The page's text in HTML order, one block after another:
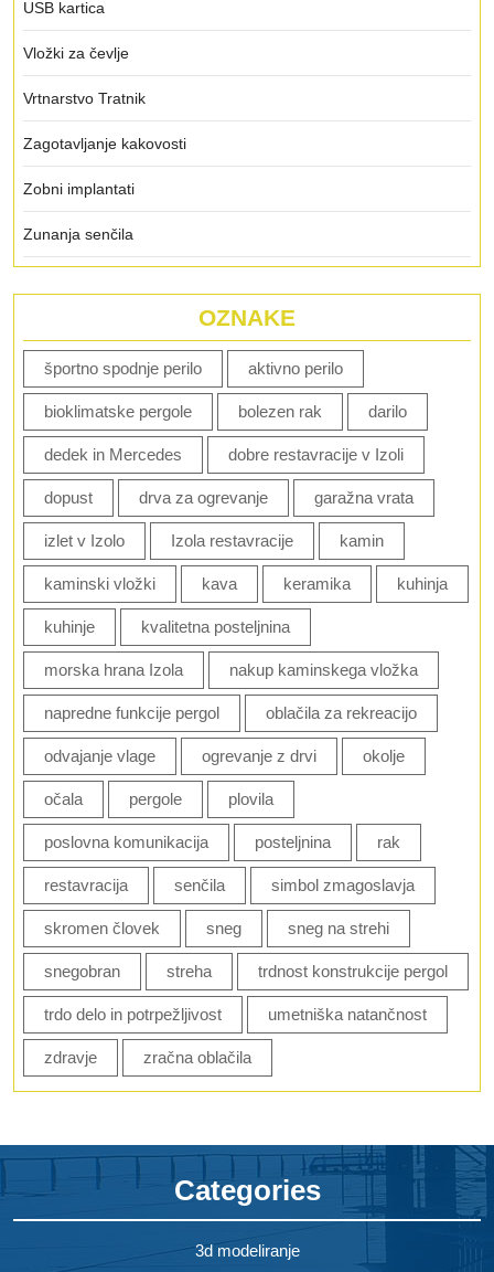
USB kartica
Vložki za čevlje
Vrtnarstvo Tratnik
Zagotavljanje kakovosti
Zobni implantati
Zunanja senčila
OZNAKE
športno spodnje perilo aktivno perilo
bioklimatske pergole bolezen rak darilo
dedek in Mercedes dobre restavracije v Izoli
dopust drva za ogrevanje garažna vrata
izlet v Izolo Izola restavracije kamin
kaminski vložki kava keramika kuhinja
kuhinje kvalitetna posteljnina
morska hrana Izola nakup kaminskega vložka
napredne funkcije pergol oblačila za rekreacijo
odvajanje vlage ogrevanje z drvi okolje
očala pergole plovila
poslovna komunikacija posteljnina rak
restavracija senčila simbol zmagoslavja
skromen človek sneg sneg na strehi
snegobran streha trdnost konstrukcije pergol
trdo delo in potrpežljivost umetniška natančnost
zdravje zračna oblačila
Categories
3d modeliranje